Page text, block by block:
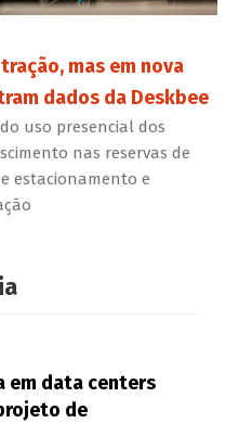
mas em nova
dados da Deskbee
uso presencial dos
nas reservas de
estacionamento e
em data centers
de